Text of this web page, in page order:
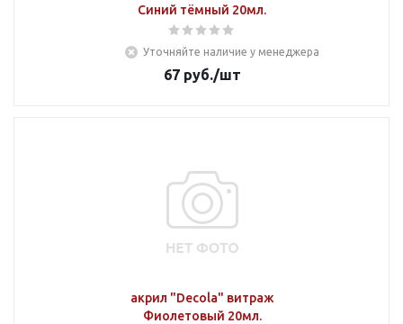
Синий тёмный 20мл.
Уточняйте наличие у менеджера
67руб./шт
акрил "Decola" витраж
Фиолетовый 20мл.